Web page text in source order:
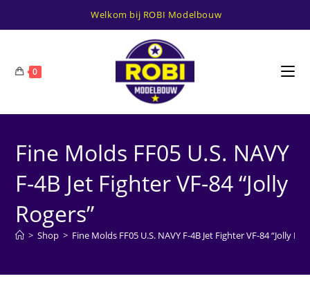
Welkom bij ROBI Modelbouw
0
Fine Molds FF05 U.S. NAVY
F-4B Jet Fighter VF-84 “Jolly
Rogers”
> Shop > Fine Molds FF05 U.S. NAVY F-4B Jet Fighter VF-84 “Jolly